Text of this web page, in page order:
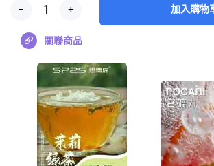
- + 加入購物
關聯商品